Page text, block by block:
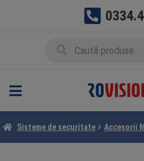
Sisteme de securitate Accesorii